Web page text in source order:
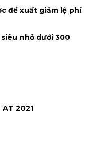
đề xuất giảm lệ phí
nhỏ dưới 300
AT 2021